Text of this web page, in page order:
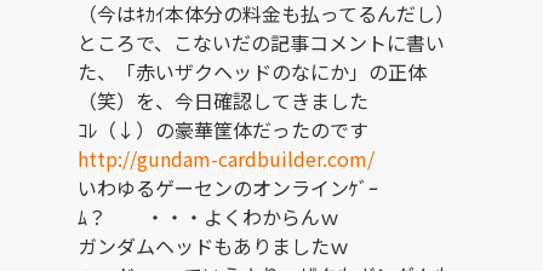
（今はｷｶｲ本体分の料金も払ってるんだし）
ところで、こないだの記事コメントに書い
た、「赤いザクヘッドのなにか」の正体
（笑）を、今日確認してきました
ｺﾚ（↓）の豪華筐体だったのです
http://gundam-cardbuilder.com/
いわゆるゲーセンのオンラインｹﾞｰ
ﾑ？ ・・・よくわからんｗ
ガンダムヘッドもありましたｗ